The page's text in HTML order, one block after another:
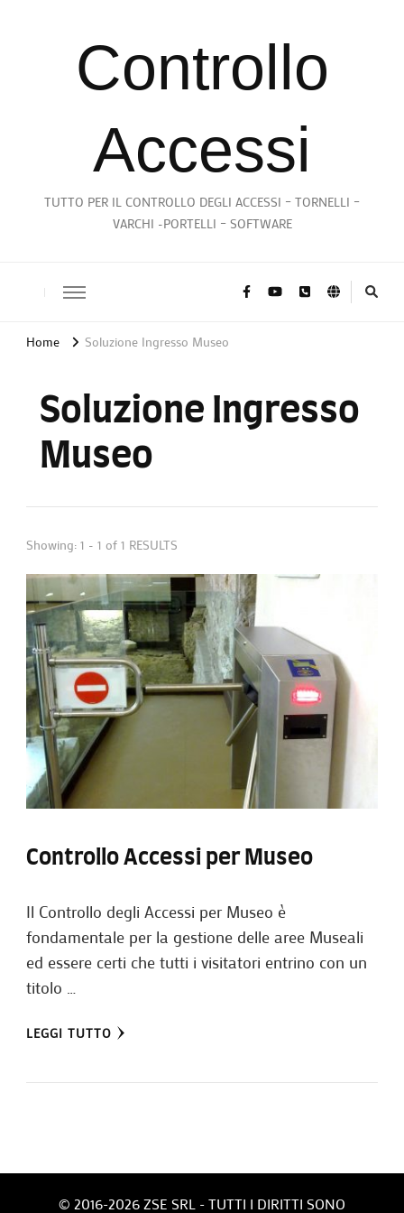
Controllo
Accessi
TUTTO PER IL CONTROLLO DEGLI ACCESSI – TORNELLI –
VARCHI -PORTELLI – SOFTWARE
Home Soluzione Ingresso Museo
Soluzione Ingresso
Museo
Showing: 1 - 1 of 1 RESULTS
Controllo Accessi per Museo
Il Controllo degli Accessi per Museo è
fondamentale per la gestione delle aree Museali
ed essere certi che tutti i visitatori entrino con un
titolo …
LEGGI TUTTO
© 2016-2026 ZSE SRL - TUTTI I DIRITTI SONO